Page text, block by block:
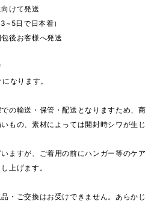
けて発送
本着）
後お客様へ発送
なります。
の輸送・保管・配送となりますため、商
もの、素材によっては開封時シワが生じ
ますが、ご着用の前にハンガー等のケア
上げます。
・ご交換はお受けできません。あらかじ